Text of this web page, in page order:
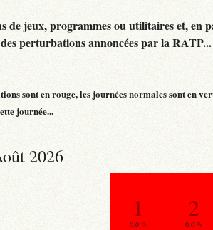
de jeux, programmes ou utilitaires et, en
perturbations annoncées par la
sont en rouge, les journées normales sont en
journée...
2026
1
0.0 %
2
0.0 %